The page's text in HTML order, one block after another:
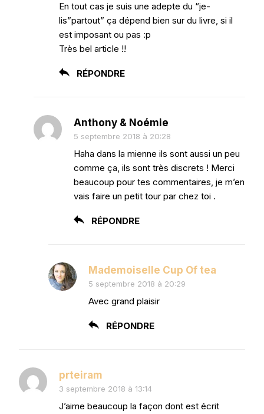
En tout cas je suis une adepte du “je-
lis”partout” ça dépend bien sur du livre, si il
est imposant ou pas :p
Très bel article !!
RÉPONDRE
Anthony & Noémie
5 septembre 2018 à 20:28
Haha dans la mienne ils sont aussi un peu
comme ça, ils sont très discrets ! Merci
beaucoup pour tes commentaires, je m’en
vais faire un petit tour par chez toi .
RÉPONDRE
Mademoiselle Cup Of tea
5 septembre 2018 à 20:29
Avec grand plaisir
RÉPONDRE
prteiram
3 septembre 2018 à 13:14
J’aime beaucoup la façon dont est écrit